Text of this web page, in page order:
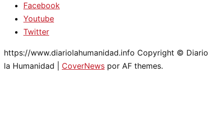
Facebook
Youtube
Twitter
https://www.diariolahumanidad.info Copyright © Diario
la Humanidad
CoverNews por AF themes.